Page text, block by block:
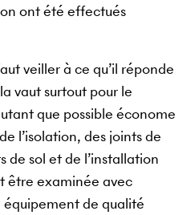
ont été effectués
veiller à ce qu’il réponde
vaut surtout pour le
que possible économe
l’isolation, des joints de
sol et de l’installation
être examinée avec
de qualité